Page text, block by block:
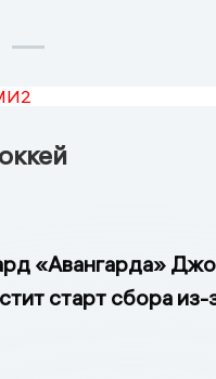
«Авангарда»
старт сбора